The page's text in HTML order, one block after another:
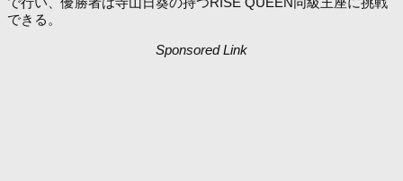
できる。
Sponsored Link